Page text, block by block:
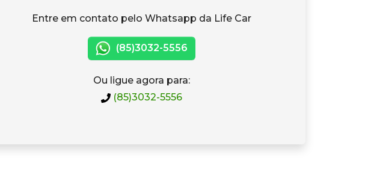
Entre em contato pelo Whatsapp da Life Car
(85)3032-5556
Ou ligue agora para:
(85)3032-5556